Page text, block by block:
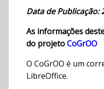
Data de Publicação:
As informações
do projetoCoGrOO
O CoGrOO é um
LibreOffice.